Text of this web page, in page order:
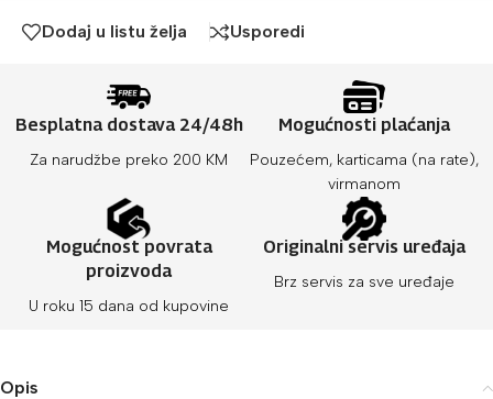
Dodaj u listu želja Usporedi
Besplatna dostava 24/48h
Za narudžbe preko 200 KM
Mogućnosti plaćanja
Pouzećem, karticama (na rate),
virmanom
Mogućnost povrata
proizvoda
U roku 15 dana od kupovine
Originalni servis uređaja
Brz servis za sve uređaje
Opis